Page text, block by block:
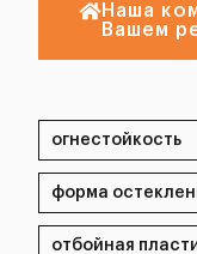
Наша
Вашем